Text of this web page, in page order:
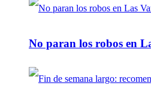
No paran los robos en